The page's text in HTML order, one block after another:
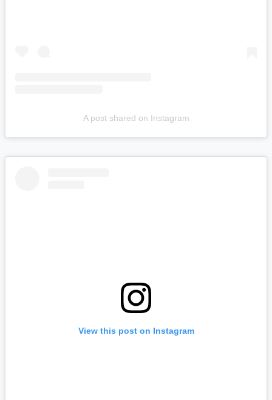
A post shared on Instagram
View this post on Instagram